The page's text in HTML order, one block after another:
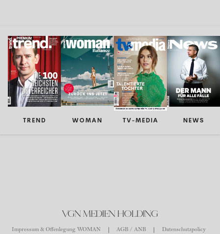
TREND WOMAN TV-MEDIA NEWS
VGN MEDIEN HOLDING
Impressum & Offenlegung WOMAN AGB / ANB Datenschutzpolicy